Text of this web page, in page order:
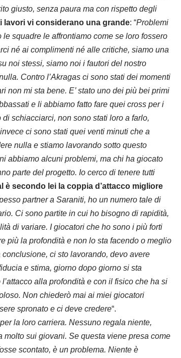
giusto, senza paura ma con rispetto degli
lavori vi considerano una grande: “Problemi
squadre le affrontiamo come se loro fossero
né ai complimenti né alle critiche, siamo una
noi stessi, siamo noi i fautori del nostro
Contro l’Akragas ci sono stati dei momenti
non mi sta bene. E’ stato uno dei più bei primi
e li abbiamo fatto fare quei cross per i
schiacciarci, non sono stati loro a farlo,
ci sono stati quei venti minuti che a
nulla e stiamo lavorando sotto questo
abbiamo alcuni problemi, ma chi ha giocato
parte del progetto. Io cerco di tenere tutti
è secondo lei la coppia d’attacco migliore
partner a Saraniti, ho un numero tale di
Ci sono partite in cui ho bisogno di rapidità,
di variare. I giocatori che ho sono i più forti
più la profondità e non lo sta facendo o meglio
ci sto lavorando, devo avere
e stima, giorno dopo giorno si sta
alla profondità e con il fisico che ha si
Non chiederò mai ai miei giocatori
spronato e ci deve credere“.
la loro carriera. Nessuno regala niente,
molto sui giovani. Se questa viene presa come
scontato, è un problema. Niente è